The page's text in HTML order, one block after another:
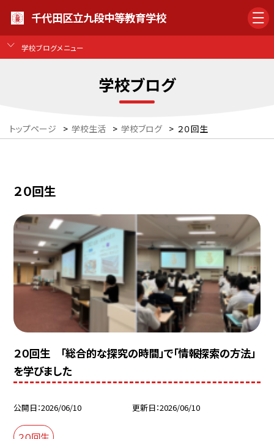
千代田区立九段中等教育学校
学校ブログメニュー
学校ブログ
トップページ > 学校生活 > 学校ブログ > ２０回生
２０回生
２０回生 「総合的な探究の時間」で「情報探索の方法」
を学びました
公開日 2026/06/10 更新日 2026/06/10